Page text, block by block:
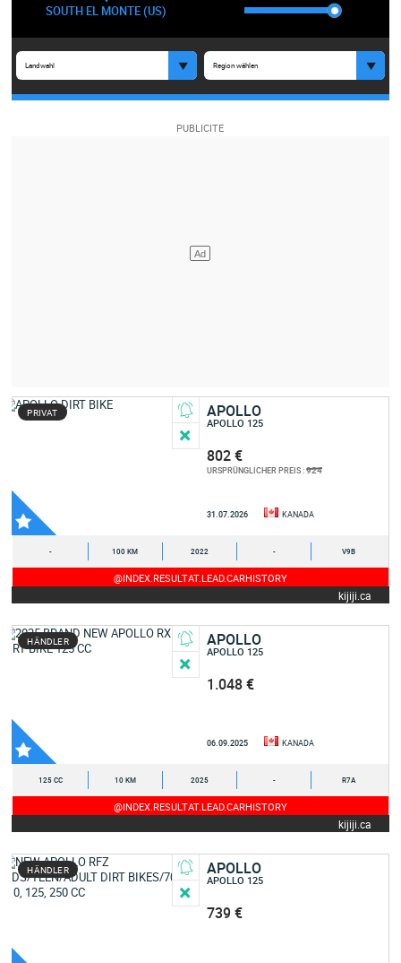
SOUTH EL MONTE (US)
Landwahl Region wählen
PRIVAT APOLLO
APOLLO 125
802 €
URSPRÜNGLICHER PREIS :924
31.07.2026 KANADA
- 100 KM 2022 - V9B
@INDEX.RESULTAT.LEAD.CARHISTORY
kijiji.ca
HÄNDLER APOLLO
APOLLO 125
1.048 €
06.09.2025 KANADA
125 CC 10 KM 2025 - R7A
@INDEX.RESULTAT.LEAD.CARHISTORY
kijiji.ca
HÄNDLER APOLLO
APOLLO 125
739 €